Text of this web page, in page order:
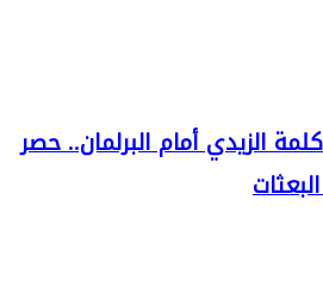
نص كلمة الزيدي أمام البرلمان.. حصر